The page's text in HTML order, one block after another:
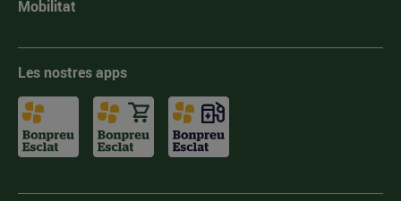
Mobilitat
Les nostres apps